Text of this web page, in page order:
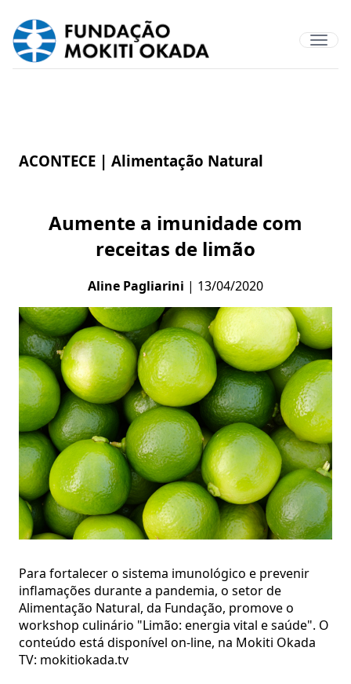
ACONTECE | Alimentação Natural
Aumente a imunidade com
receitas de limão
Aline Pagliarini | 13/04/2020
Para fortalecer o sistema imunológico e prevenir
inflamações durante a pandemia, o setor de
Alimentação Natural, da Fundação, promove o
workshop culinário "Limão: energia vital e saúde". O
conteúdo está disponível on-line, na Mokiti Okada
TV: mokitiokada.tv